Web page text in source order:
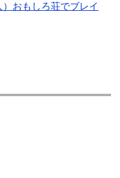
おもしろ荘でブレイ